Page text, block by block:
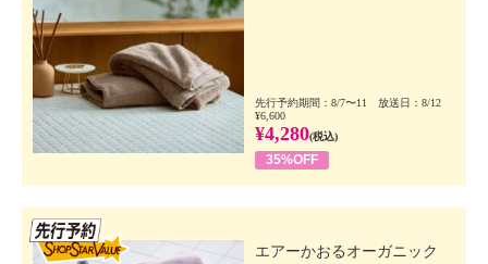
先行予約期間：8/7〜11 放送日：8/12
¥6,600
¥4,280(税込)
35%OFF
エアーかおるオーガニック